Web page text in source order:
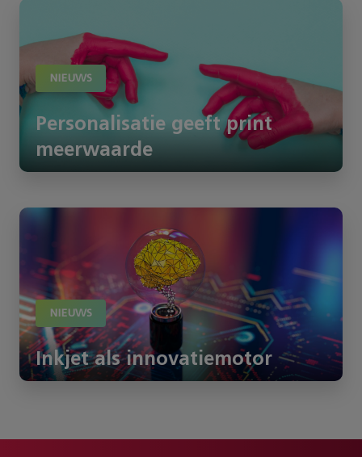
NIEUWS
Personalisatie geeft print
meerwaarde
NIEUWS
Inkjet als innovatiemotor